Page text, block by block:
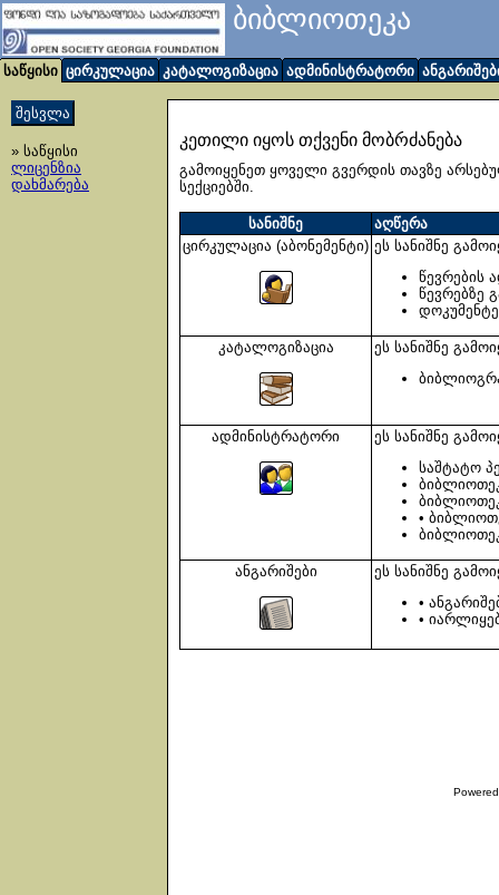
ბიბლიოთეკა
საწყისი ცირკულაცია კატალოგიზაცია ადმინისტრატორი
» საწყისი
ლიცენზია
დახმარება
კეთილი იყოს თქვენი მობრძანება
გამოიყენეთ ყოველი გვერდის თავზე
სექციებში.
სანიშნე
აღწერა
ცირკულაცია (აბონემენტი) ეს სანიშნე
წევრების
წევრებზე
კატალოგიზაცია
ეს სანიშნე
ადმინისტრატორი
ეს სანიშნე
საშტატო
•
ანგარიშები
ეს სანიშნე
•
•